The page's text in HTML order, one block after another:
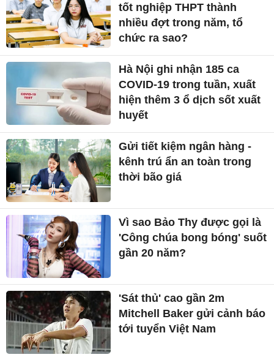
tốt nghiệp THPT thành
nhiều đợt trong năm, tổ
chức ra sao?
Hà Nội ghi nhận 185 ca
COVID-19 trong tuần, xuất
hiện thêm 3 ổ dịch sốt xuất
huyết
Gửi tiết kiệm ngân hàng -
kênh trú ẩn an toàn trong
thời bão giá
Vì sao Bảo Thy được gọi là
'Công chúa bong bóng' suốt
gần 20 năm?
'Sát thủ' cao gần 2m
Mitchell Baker gửi cảnh báo
tới tuyển Việt Nam